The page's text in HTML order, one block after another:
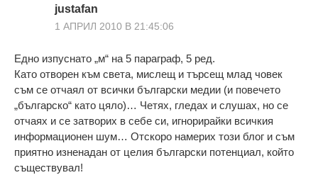
justafan
1 АПРИЛ 2010 В 21:45:06
Едно изпуснато „м“ на 5 параграф, 5 ред.
Като отворен към света, мислещ и търсещ млад човек
съм се отчаял от всички български медии (и повечето
„българско“ като цяло)… Четях, гледах и слушах, но се
отчаях и се затворих в себе си, игнорирайки всичкия
информационен шум… Отскоро намерих този блог и съм
приятно изненадан от целия български потенциал, който
съществувал!